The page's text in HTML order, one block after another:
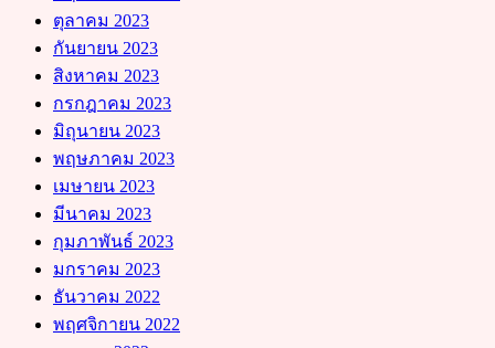
ตุลาคม 2023
กันยายน 2023
สิงหาคม 2023
กรกฎาคม 2023
มิถุนายน 2023
พฤษภาคม 2023
เมษายน 2023
มีนาคม 2023
กุมภาพันธ์ 2023
มกราคม 2023
ธันวาคม 2022
พฤศจิกายน 2022